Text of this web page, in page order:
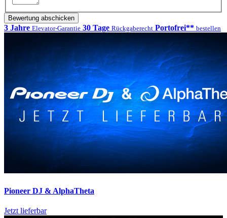
Bewertung abschicken
3 Jahre Elevator-Garantie 30 Tage Rückgaberecht Portofrei** bestellen
Pioneer DJ & AlphaTheta
Jetzt lieferbar